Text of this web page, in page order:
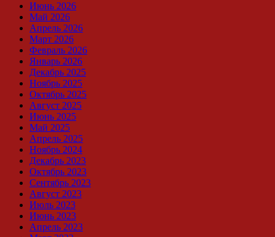
Июнь 2026
Май 2026
Апрель 2026
Март 2026
Февраль 2026
Январь 2026
Декабрь 2025
Ноябрь 2025
Октябрь 2025
Август 2025
Июнь 2025
Май 2025
Апрель 2025
Ноябрь 2024
Декабрь 2023
Октябрь 2023
Сентябрь 2023
Август 2023
Июль 2023
Июнь 2023
Апрель 2023